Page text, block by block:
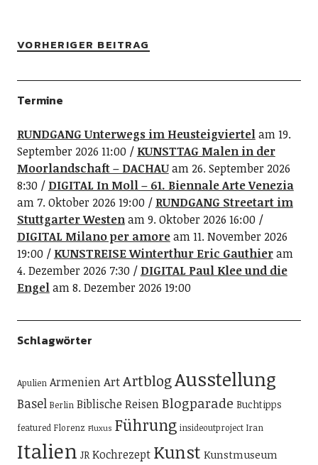
VORHERIGER BEITRAG
Termine
RUNDGANG Unterwegs im Heusteigviertelam 19.
September 2026 11:00
KUNSTTAG Malen in der
Moorlandschaft – DACHAUam 26. September 2026
8:30
DIGITAL In Moll – 61. Biennale Arte Venezia
am 7. Oktober 2026 19:00
RUNDGANG Streetart im
Stuttgarter Westenam 9. Oktober 2026 16:00
DIGITAL Milano per amoream 11. November 2026
19:00
KUNSTREISE Winterthur Eric Gauthieram
4. Dezember 2026 7:30
DIGITAL Paul Klee und die
Engelam 8. Dezember 2026 19:00
Schlagwörter
Apulien ArmenienArtArtblogAusstellung
Basel Berlin Biblische ReisenBlogparade Buchtipps
featured Florenz Fluxus Führung insideoutproject Iran
Italien JR Kochrezept Kunst Kunstmuseum